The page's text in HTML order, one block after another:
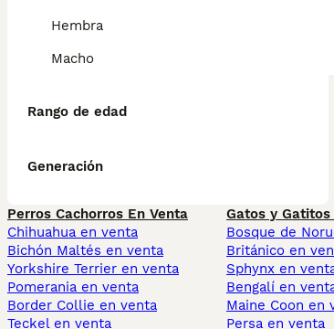
Hembra
Macho
Rango de edad
Generación
Perros Cachorros En Venta
Chihuahua en venta
Bichón Maltés en venta
Yorkshire Terrier en venta
Pomerania en venta
Border Collie en venta
Teckel en venta
Gatos y Gatitos
Bosque de
Británico en
Sphynx en
Bengalí en
Maine Coon en
Persa en venta